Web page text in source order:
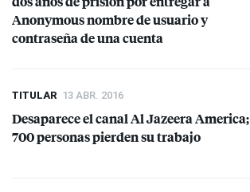
Anonymous nombre de usuario y
contraseña de una cuenta
TITULAR 13 ABR. 2016
Desaparece el canal Al Jazeera America;
700 personas pierden su trabajo